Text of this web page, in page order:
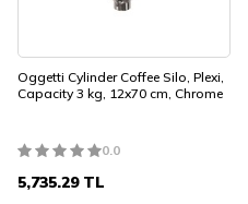
Oggetti Cylinder Coffee Silo, Plexi,
Capacity 3 kg, 12x70 cm, Chrome
0.0
5,735.29TL